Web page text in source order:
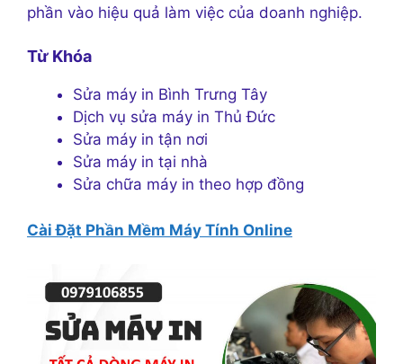
phần vào hiệu quả làm việc của doanh nghiệp.
Từ Khóa
Sửa máy in Bình Trưng Tây
Dịch vụ sửa máy in Thủ Đức
Sửa máy in tận nơi
Sửa máy in tại nhà
Sửa chữa máy in theo hợp đồng
Cài Đặt Phần Mềm Máy Tính Online